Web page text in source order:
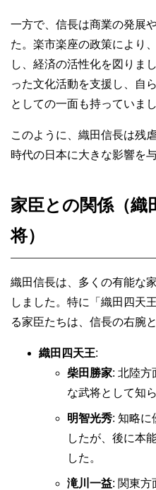
一方で、信長は商業の発展
た。楽市楽座の政策により
し、経済の活性化を図りま
った文化活動を支援し、自
としての一面も持っていまし
このように、織田信長は残
時代の日本に大きな影響を
家臣との関係（織
将）
織田信長は、多くの有能な
しました。特に「織田四天
る家臣たちは、信長の右腕
織田四天王:
柴田勝家: 北陸方
な武将として知
明智光秀: 知略に
したが、後に本
した。
滝川一益: 関東方